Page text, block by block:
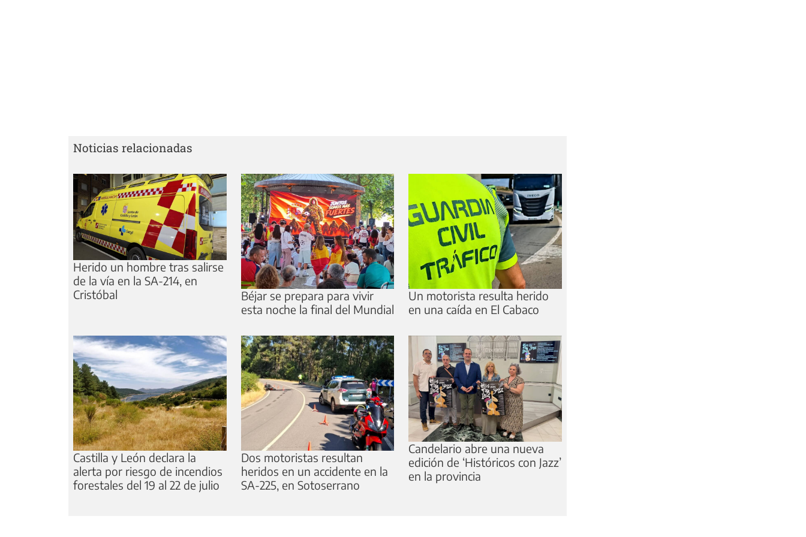
Noticias relacionadas
Herido un hombre tras salirse
de la vía en la SA-214, en
Cristóbal
Béjar se prepara para vivir
esta noche la final del Mundial
Un motorista resulta herido
en una caída en El Cabaco
Castilla y León declara la
alerta por riesgo de incendios
forestales del 19 al 22 de julio
Dos motoristas resultan
heridos en un accidente en la
SA-225, en Sotoserrano
Candelario abre una nueva
edición de ‘Históricos con Jazz’
en la provincia